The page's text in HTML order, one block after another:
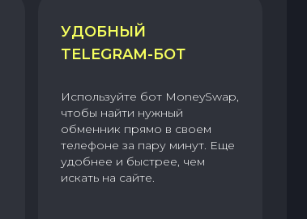
УДОБНЫЙ
TELEGRAM-БОТ
Используйте бот MoneySwap,
чтобы найти нужный
обменник прямо в своем
телефоне за пару минут. Еще
удобнее и быстрее, чем
искать на сайте.